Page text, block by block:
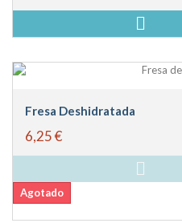
Fresa Deshidratada
6,25 €
Agotado